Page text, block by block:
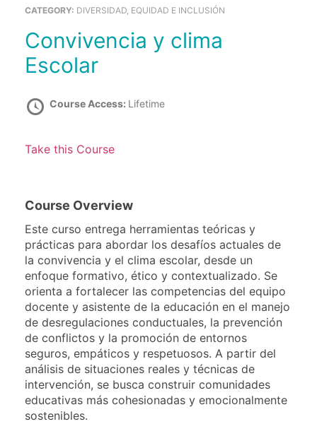
CATEGORY: DIVERSIDAD, EQUIDAD E INCLUSIÓN
Convivencia y clima
Escolar
Course Access: Lifetime
Take this Course
Course Overview
Este curso entrega herramientas teóricas y
prácticas para abordar los desafíos actuales de
la convivencia y el clima escolar, desde un
enfoque formativo, ético y contextualizado. Se
orienta a fortalecer las competencias del equipo
docente y asistente de la educación en el manejo
de desregulaciones conductuales, la prevención
de conflictos y la promoción de entornos
seguros, empáticos y respetuosos. A partir del
análisis de situaciones reales y técnicas de
intervención, se busca construir comunidades
educativas más cohesionadas y emocionalmente
sostenibles.